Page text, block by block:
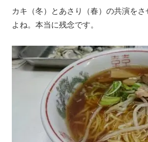
カキ（冬）とあさり（春）の共演を
よね。本当に残念です。